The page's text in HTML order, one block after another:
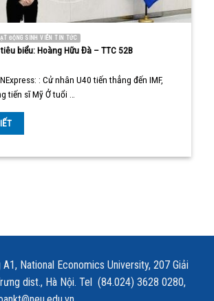
ĐỘNG SINH VIÊN TIN TỨC
biểu: Hoàng Hữu Đà – TTC 52B
: Cử nhân U40 tiến thẳng đến IMF,
tiến sĩ Mỹ Ở tuổi …
National Economics University, 207 Giải
dist., Hà Nội. Tel (84.024) 3628 0280,